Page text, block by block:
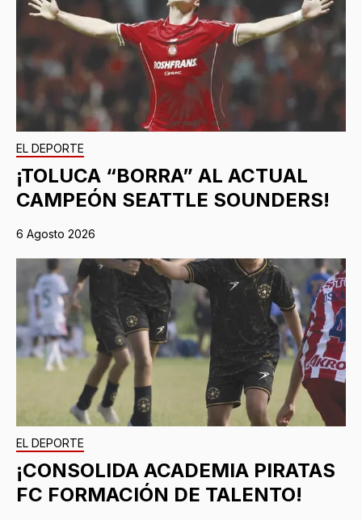
EL DEPORTE
¡TOLUCA “BORRA” AL ACTUAL
CAMPEÓN SEATTLE SOUNDERS!
6 Agosto 2026
EL DEPORTE
¡CONSOLIDA ACADEMIA PIRATAS
FC FORMACIÓN DE TALENTO!